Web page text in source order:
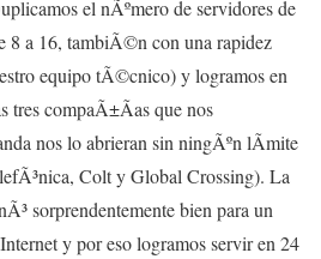
el nÃºmero de servidores de
8 a 16, tambiÃ©n con una rapidez
equipo tÃ©cnico) y logramos en
tres compaÃ±Ã­as que nos
nos lo abrieran sin ningÃºn lÃ­mite
Colt y Global Crossing). La
sorprendentemente bien para un
y por eso logramos servir en 24